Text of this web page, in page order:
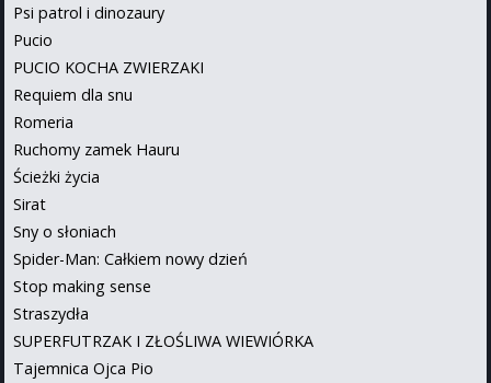
Psi patrol i dinozaury
Pucio
PUCIO KOCHA ZWIERZAKI
Requiem dla snu
Romeria
Ruchomy zamek Hauru
Ścieżki życia
Sirat
Sny o słoniach
Spider-Man: Całkiem nowy dzień
Stop making sense
Straszydła
SUPERFUTRZAK I ZŁOŚLIWA WIEWIÓRKA
Tajemnica Ojca Pio